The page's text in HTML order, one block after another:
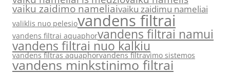
vaiku zaidimo nameliaivaiku zaidimu nameliai
valiklis nuo pelesiovandens filtrai
vandens filtrai aquaphorvandens filtrai namui
vandens filtrai nuo kalkiu
vandens filtras aquaphorvandens filtravimo sistemos
vandens minkstinimo filtrai